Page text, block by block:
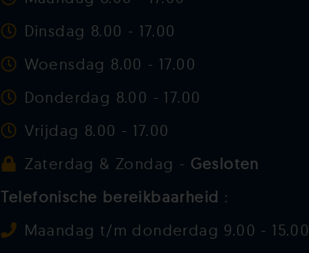
Dinsdag 8.00 - 17.00
Woensdag 8.00 - 17.00
Donderdag 8.00 - 17.00
Vrijdag 8.00 - 17.00
Zaterdag & Zondag - Gesloten
Telefonische bereikbaarheid :
Maandag t/m donderdag 9.00 - 15.00